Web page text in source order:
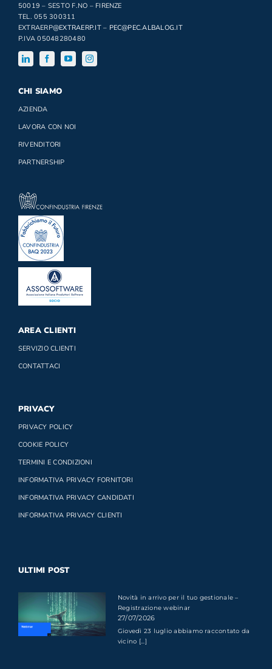
50019 – SESTO F.NO – FIRENZE
TEL. 055 300311
EXTRAERP@EXTRAERP.IT– PEC@PEC.ALBALOG.IT
P.IVA 05048280480
CHI SIAMO
AZIENDA
LAVORA CON NOI
RIVENDITORI
PARTNERSHIP
AREA CLIENTI
SERVIZIO CLIENTI
CONTATTACI
PRIVACY
PRIVACY POLICY
COOKIE POLICY
TERMINI E CONDIZIONI
INFORMATIVA PRIVACY FORNITORI
INFORMATIVA PRIVACY CANDIDATI
INFORMATIVA PRIVACY CLIENTI
ULTIMI POST
Novità in arrivo per il tuo gestionale –
Registrazione webinar
27/07/2026
Giovedì 23 luglio abbiamo raccontato da
vicino [...]